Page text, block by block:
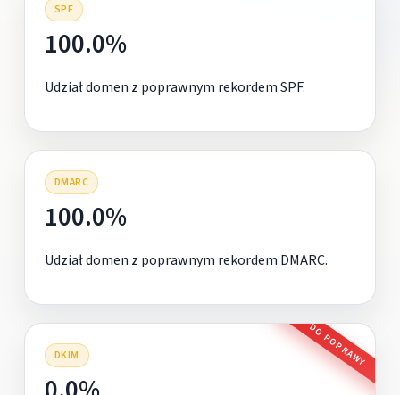
SPF
100.0%
Udział domen z poprawnym rekordem SPF.
DMARC
100.0%
Udział domen z poprawnym rekordem DMARC.
DKIM DO POPRAWY